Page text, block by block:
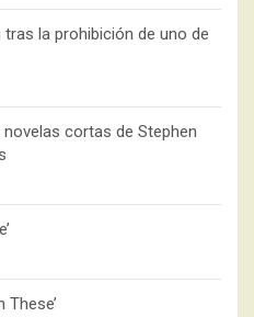
la prohibición de uno de
cortas de Stephen
These’